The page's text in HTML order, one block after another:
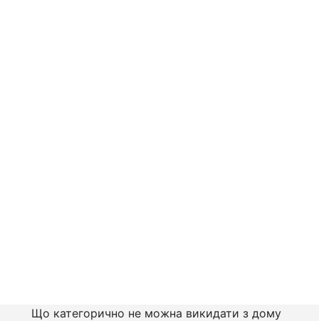
Що категорично не можна викидати з дому